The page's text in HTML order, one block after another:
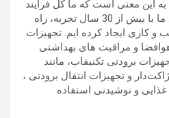
این معنی است که ما کل فرآیند
را برای شما انجام می دهیم. ما با بیش از 30 سال تجربه، راه
کاری ایجاد کرده ایم. تجهیزات
و مراقبت های بهداشتی
برودتی تکنیفاب، مانند
و تجهیزات انتقال برودتی ،
و نوشیدنی استفاده